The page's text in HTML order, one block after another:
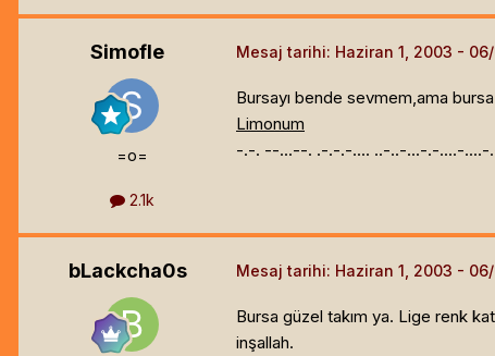
Simofle
=o=
2.1k
Mesaj tarihi: Haziran 1, 2003
Bursayı bende sevmem,ama bursa
Limonum
-.-. --...--. .-.-.-.... ..-..-...-.-....-
bLackcha0s Mesaj tarihi: Haziran 1, 2003
Bursa güzel takım ya. Lige renk
inşallah.